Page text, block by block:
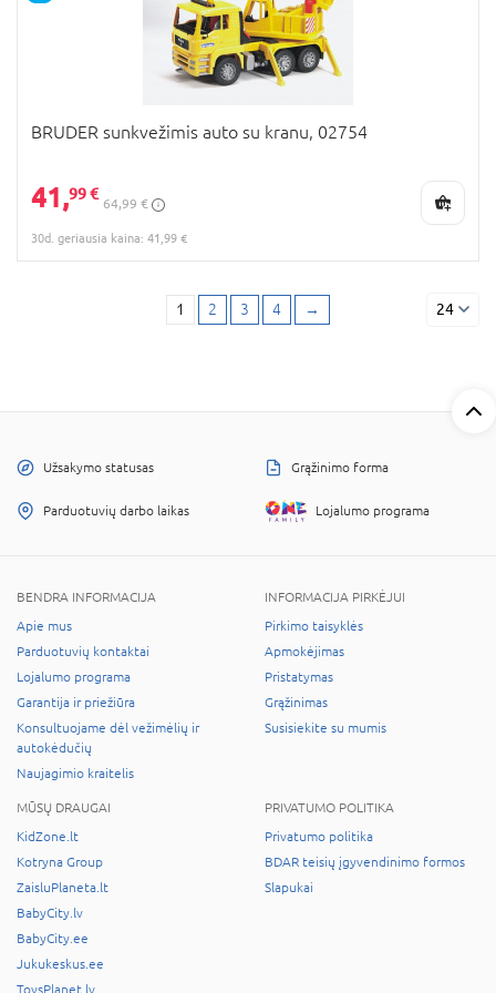
BRUDER sunkvežimis auto su kranu, 02754
41,99 €
64,99 €
30d. geriausia kaina: 41,99 €
1 2 3 4 → 24
Užsakymo statusas Grąžinimo forma
Parduotuvių darbo laikas Lojalumo programa
BENDRA INFORMACIJA
Apie mus
Parduotuvių kontaktai
Lojalumo programa
Garantija ir priežiūra
Konsultuojame dėl vežimėlių ir
autokėdučių
Naujagimio kraitelis
INFORMACIJA PIRKĖJUI
Pirkimo taisyklės
Apmokėjimas
Pristatymas
Grąžinimas
Susisiekite su mumis
MŪSŲ DRAUGAI
KidZone.lt
Kotryna Group
ZaisluPlaneta.lt
BabyCity.lv
BabyCity.ee
Jukukeskus.ee
ToysPlanet.lv
PRIVATUMO POLITIKA
Privatumo politika
BDAR teisių įgyvendinimo formos
Slapukai